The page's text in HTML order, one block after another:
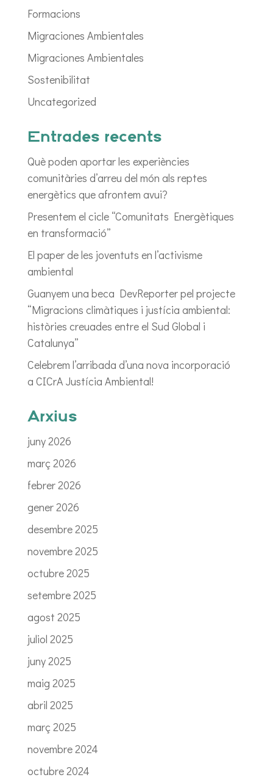
Formacions
Migraciones Ambientales
Migraciones Ambientales
Sostenibilitat
Uncategorized
Entrades recents
Què poden aportar les experiències
comunitàries d’arreu del món als reptes
energètics que afrontem avui?
Presentem el cicle “Comunitats Energètiques
en transformació”
El paper de les joventuts en l’activisme
ambiental
Guanyem una beca DevReporter pel projecte
“Migracions climàtiques i justícia ambiental:
històries creuades entre el Sud Global i
Catalunya”
Celebrem l’arribada d’una nova incorporació
a CICrA Justícia Ambiental!
Arxius
juny 2026
març 2026
febrer 2026
gener 2026
desembre 2025
novembre 2025
octubre 2025
setembre 2025
agost 2025
juliol 2025
juny 2025
maig 2025
abril 2025
març 2025
novembre 2024
octubre 2024